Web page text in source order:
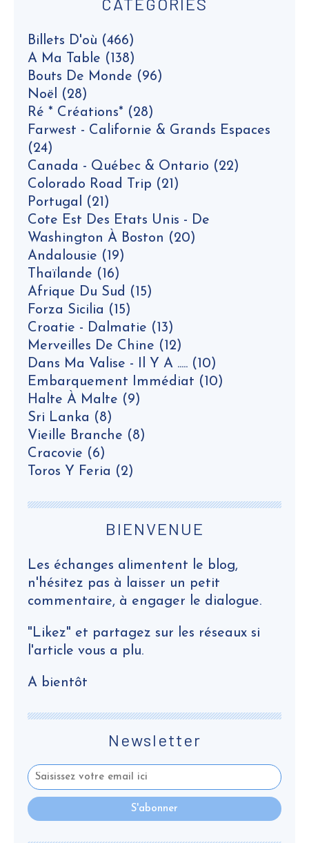
Newsletter
Billets D'où (466)
A Ma Table (138)
Bouts De Monde (96)
Noël (28)
Ré * Créations* (28)
Farwest - Californie & Grands Espaces
(24)
Canada - Québec & Ontario (22)
Colorado Road Trip (21)
Portugal (21)
Cote Est Des Etats Unis - De
Washington À Boston (20)
Andalousie (19)
Thaïlande (16)
Afrique Du Sud (15)
Forza Sicilia (15)
Croatie - Dalmatie (13)
Merveilles De Chine (12)
Dans Ma Valise - Il Y A ..... (10)
Embarquement Immédiat (10)
Halte À Malte (9)
Sri Lanka (8)
Vieille Branche (8)
Cracovie (6)
Toros Y Feria (2)
BIENVENUE
Les échanges alimentent le blog,
n'hésitez pas à laisser un petit
commentaire, à engager le dialogue.
"Likez" et partagez sur les réseaux si
l'article vous a plu.
A bientôt